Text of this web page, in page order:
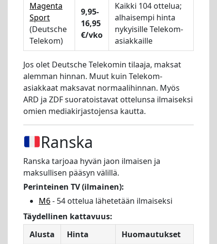
Magenta
Sport
(Deutsche
Telekom)
9,95-
16,95
€/vko
Kaikki 104 ottelua;
alhaisempi hinta
nykyisille Telekom-
asiakkaille
Jos olet Deutsche Telekomin tilaaja, maksat
alemman hinnan. Muut kuin Telekom-
asiakkaat maksavat normaalihinnan. Myös
ARD ja ZDF suoratoistavat ottelunsa ilmaiseksi
omien mediakirjastojensa kautta.
Ranska
Ranska tarjoaa hyvän jaon ilmaisen ja
maksullisen pääsyn välillä.
Perinteinen TV (ilmainen):
M6- 54 ottelua lähetetään ilmaiseksi
Täydellinen kattavuus:
Alusta
Hinta Huomautukset